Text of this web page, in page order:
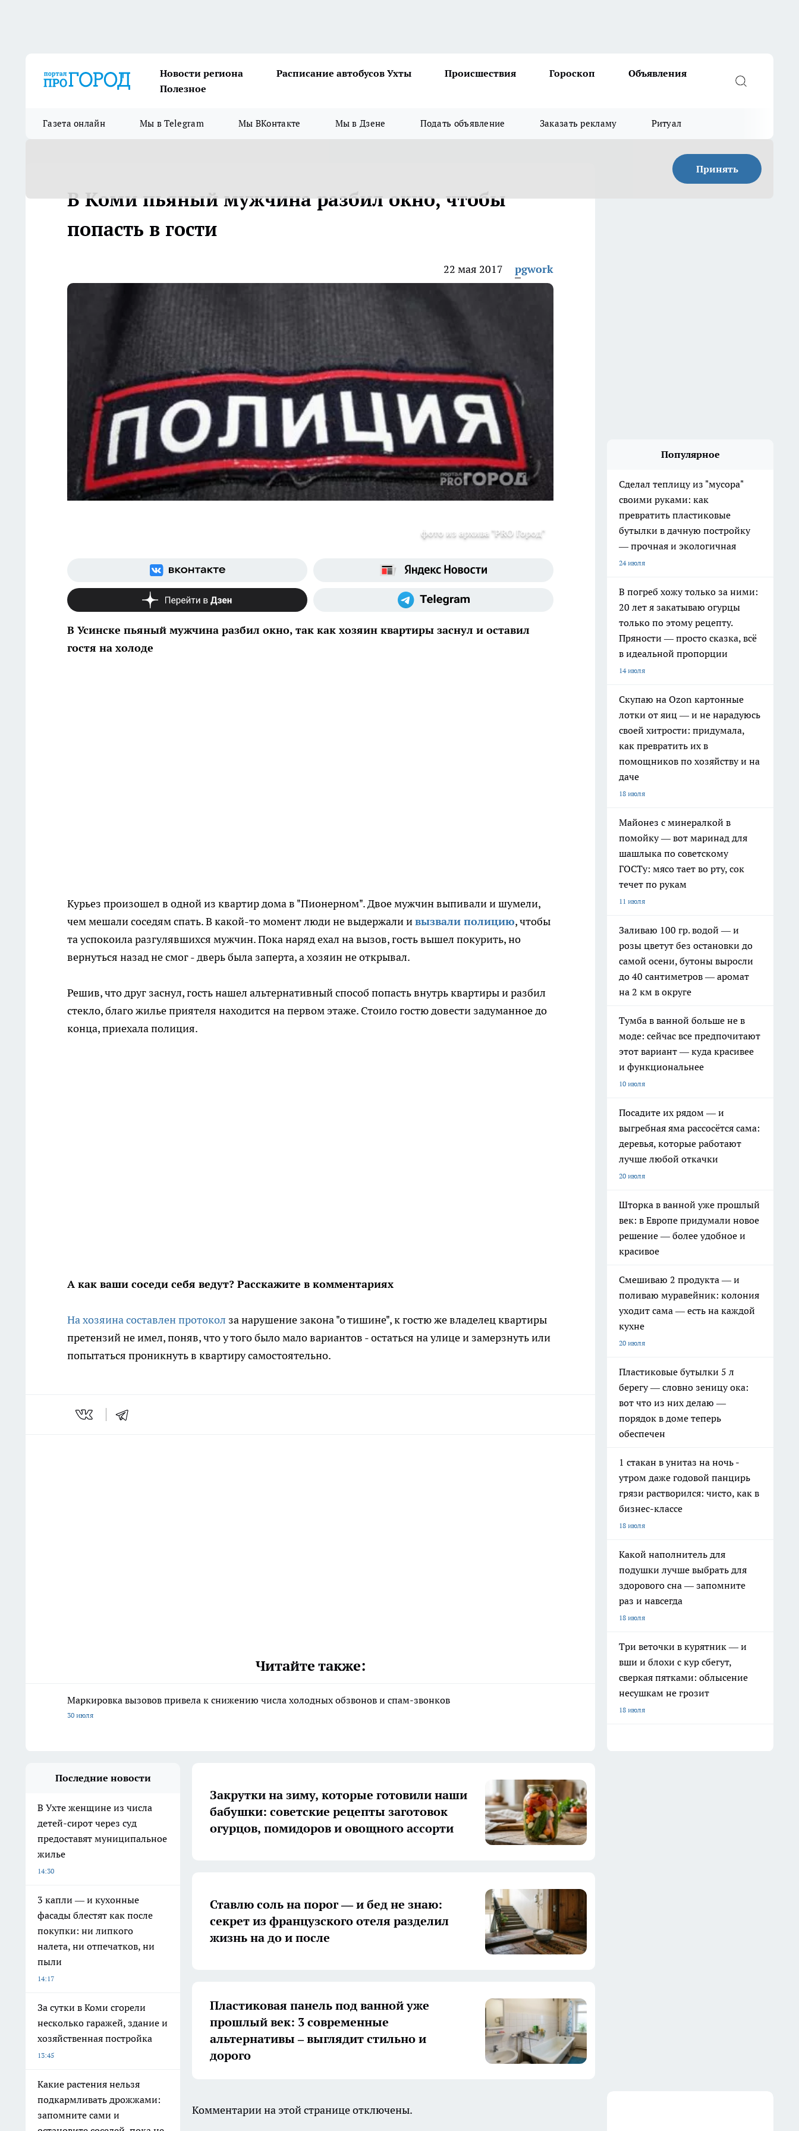
Новости региона Расписание автобусов Ухты Происшествия Гороскоп
Объявления
Полезное
Газета онлайн Мы в Telegram Мы ВКонтакте Мы в Дзене Подать объявление Заказать рекламу Ритуал
Принять
В Коми пьяный мужчина разбил окно, чтобы
попасть в гости
22 мая 2017 pgwork
фото из архива "PRO Город"
В Усинске пьяный мужчина разбил окно, так как хозяин квартиры заснул и оставил
гостя на холоде
Курьез произошел в одной из квартир дома в "Пионерном". Двое мужчин выпивали и шумели,
чем мешали соседям спать. В какой-то момент люди не выдержали ивызвали полицию, чтобы
та успокоила разгулявшихся мужчин. Пока наряд ехал на вызов, гость вышел покурить, но
вернуться назад не смог - дверь была заперта, а хозяин не открывал.
Решив, что друг заснул, гость нашел альтернативный способ попасть внутрь квартиры и разбил
стекло, благо жилье приятеля находится на первом этаже. Стоило гостю довести задуманное до
конца, приехала полиция.
А как ваши соседи себя ведут? Расскажите в комментариях
На хозяина составлен протокол за нарушение закона "о тишине", к гостю же владелец квартиры
претензий не имел, поняв, что у того было мало вариантов - остаться на улице и замерзнуть или
попытаться проникнуть в квартиру самостоятельно.
Читайте также:
Маркировка вызовов привела к снижению числа холодных обзвонов и спам-звонков
30 июля
Популярное
Сделал теплицу из "мусора"
своими руками: как
превратить пластиковые
бутылки в дачную постройку
— прочная и экологичная
24 июля
В погреб хожу только за ними:
20 лет я закатываю огурцы
только по этому рецепту.
Пряности — просто сказка, всё
в идеальной пропорции
14 июля
Скупаю на Ozon картонные
лотки от яиц — и не нарадуюсь
своей хитрости: придумала,
как превратить их в
помощников по хозяйству и на
даче
18 июля
Майонез с минералкой в
помойку — вот маринад для
шашлыка по советскому
ГОСТу: мясо тает во рту, сок
течет по рукам
11 июля
Заливаю 100 гр. водой — и
розы цветут без остановки до
самой осени, бутоны выросли
до 40 сантиметров — аромат
на 2 км в округе
Тумба в ванной больше не в
моде: сейчас все предпочитают
этот вариант — куда красивее
и функциональнее
10 июля
Посадите их рядом — и
выгребная яма рассосётся сама:
деревья, которые работают
лучше любой откачки
20 июля
Шторка в ванной уже прошлый
век: в Европе придумали новое
решение — более удобное и
красивое
Смешиваю 2 продукта — и
поливаю муравейник: колония
уходит сама — есть на каждой
кухне
20 июля
Пластиковые бутылки 5 л
берегу — словно зеницу ока:
вот что из них делаю —
порядок в доме теперь
обеспечен
1 стакан в унитаз на ночь -
утром даже годовой панцирь
грязи растворился: чисто, как в
бизнес-классе
18 июля
Какой наполнитель для
подушки лучше выбрать для
здорового сна — запомните
раз и навсегда
18 июля
Три веточки в курятник — и
вши и блохи с кур сбегут,
сверкая пятками: облысение
несушкам не грозит
18 июля
Последние новости
В Ухте женщине из числа
детей-сирот через суд
предоставят муниципальное
жилье
14:30
3 капли — и кухонные
фасады блестят как после
покупки: ни липкого
налета, ни отпечатков, ни
пыли
14:17
За сутки в Коми сгорели
несколько гаражей, здание и
хозяйственная постройка
13:45
Какие растения нельзя
подкармливать дрожжами:
запомните сами и
Закрутки на зиму, которые готовили наши
бабушки: советские рецепты заготовок
огурцов, помидоров и овощного ассорти
Ставлю соль на порог — и бед не знаю:
секрет из французского отеля разделил
жизнь на до и после
Пластиковая панель под ванной уже
прошлый век: 3 современные
альтернативы – выглядит стильно и
дорого
Комментарии на этой странице отключены.